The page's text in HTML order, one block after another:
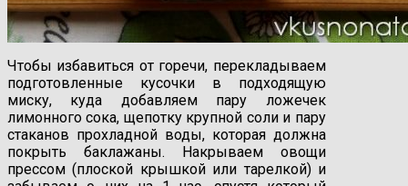
Чтобы избавиться от горечи, перекладываем
подготовленные кусочки в подходящую
миску, куда добавляем пару ложечек
лимонного сока, щепотку крупной соли и пару
стаканов прохладной воды, которая должна
покрыть баклажаны. Накрываем овощи
прессом (плоской крышкой или тарелкой) и